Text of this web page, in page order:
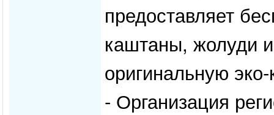
предоставляет
каштаны, жолуди
оригинальную
- Организация